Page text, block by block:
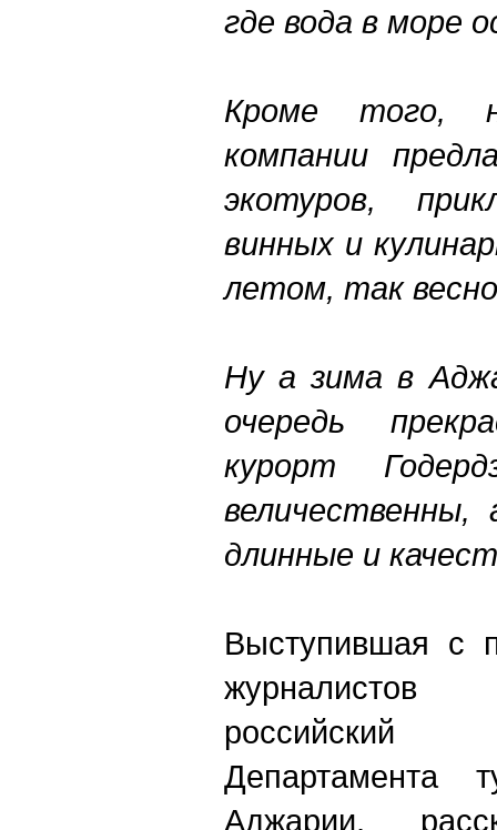
где вода в море
Кроме того,
компании
экотуров,
винных и
летом, так
Ну а зима в
очередь
курорт
длинные и
Выступившая с
российский
Департамента
Аджарии,